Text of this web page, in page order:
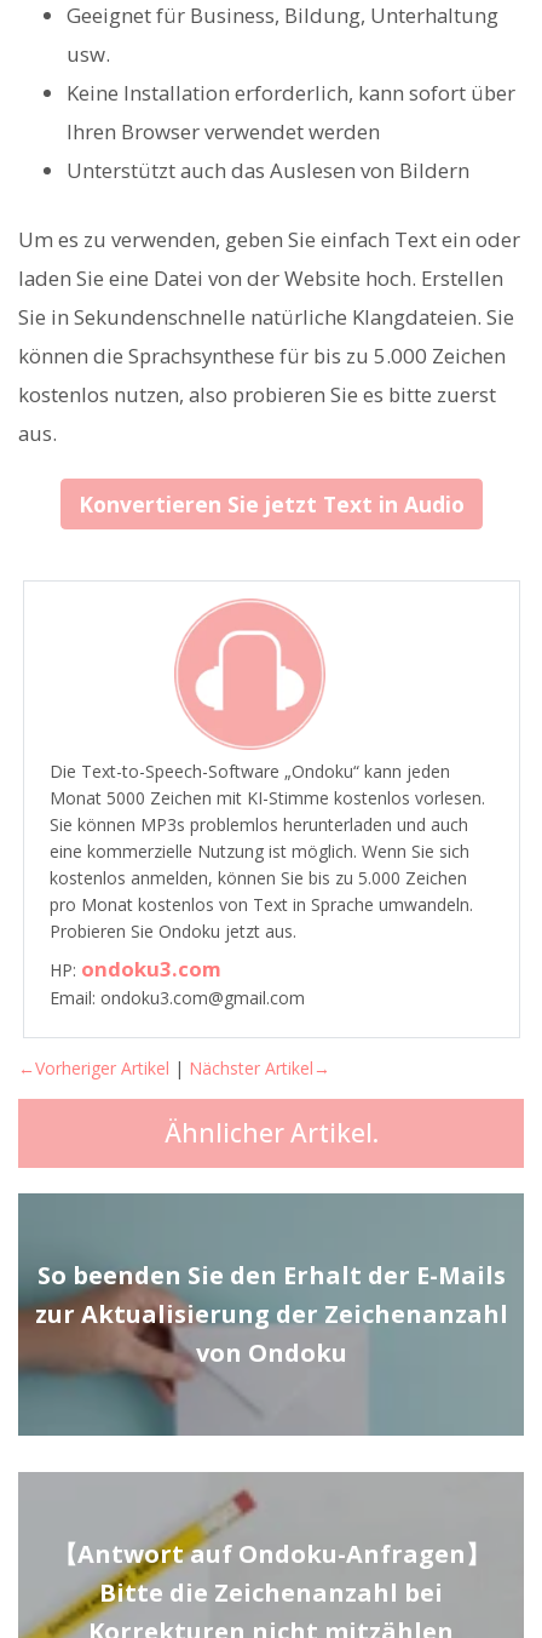
Geeignet für Business, Bildung, Unterhaltung
usw.
Keine Installation erforderlich, kann sofort über
Ihren Browser verwendet werden
Unterstützt auch das Auslesen von Bildern
Um es zu verwenden, geben Sie einfach Text ein oder
laden Sie eine Datei von der Website hoch. Erstellen
Sie in Sekundenschnelle natürliche Klangdateien. Sie
können die Sprachsynthese für bis zu 5.000 Zeichen
kostenlos nutzen, also probieren Sie es bitte zuerst
aus.
Konvertieren Sie jetzt Text in Audio
Die Text-to-Speech-Software „Ondoku“ kann jeden
Monat 5000 Zeichen mit KI-Stimme kostenlos vorlesen.
Sie können MP3s problemlos herunterladen und auch
eine kommerzielle Nutzung ist möglich. Wenn Sie sich
kostenlos anmelden, können Sie bis zu 5.000 Zeichen
pro Monat kostenlos von Text in Sprache umwandeln.
Probieren Sie Ondoku jetzt aus.
HP: ondoku3.com
Email: ondoku3.com@gmail.com
←Vorheriger Artikel | Nächster Artikel→
Ähnlicher Artikel.
So beenden Sie den Erhalt der E-Mails
zur Aktualisierung der Zeichenanzahl
von Ondoku
【Antwort auf Ondoku-Anfragen】
Bitte die Zeichenanzahl bei